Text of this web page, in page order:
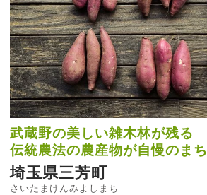
武蔵野の美しい雑木林が残る
伝統農法の農産物が自慢のまち
埼玉県三芳町
さいたまけんみよしまち